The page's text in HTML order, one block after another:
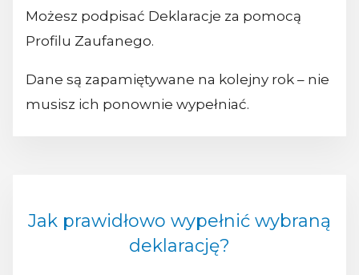
Możesz podpisać Deklaracje za pomocą
Profilu Zaufanego.
Dane są zapamiętywane na kolejny rok – nie
musisz ich ponownie wypełniać.
Jak prawidłowo wypełnić wybraną
deklarację?